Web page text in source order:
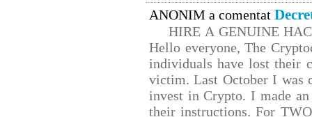
ANONIM a comentat
HIRE A GENUINE
Hello everyone, The
individuals have lost their
victim. Last October I was
invest in Crypto. I made
their instructions. For